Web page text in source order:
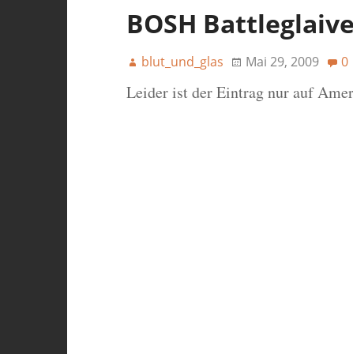
BOSH Battleglaive
blut_und_glas Mai 29, 2009 0
Leider ist der Eintrag nur auf